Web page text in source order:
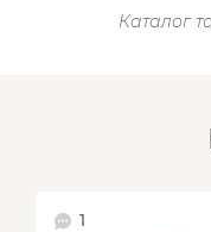
Каталог
1